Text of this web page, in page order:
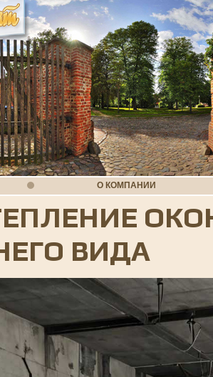
О КОМПАНИИ
ВИДА